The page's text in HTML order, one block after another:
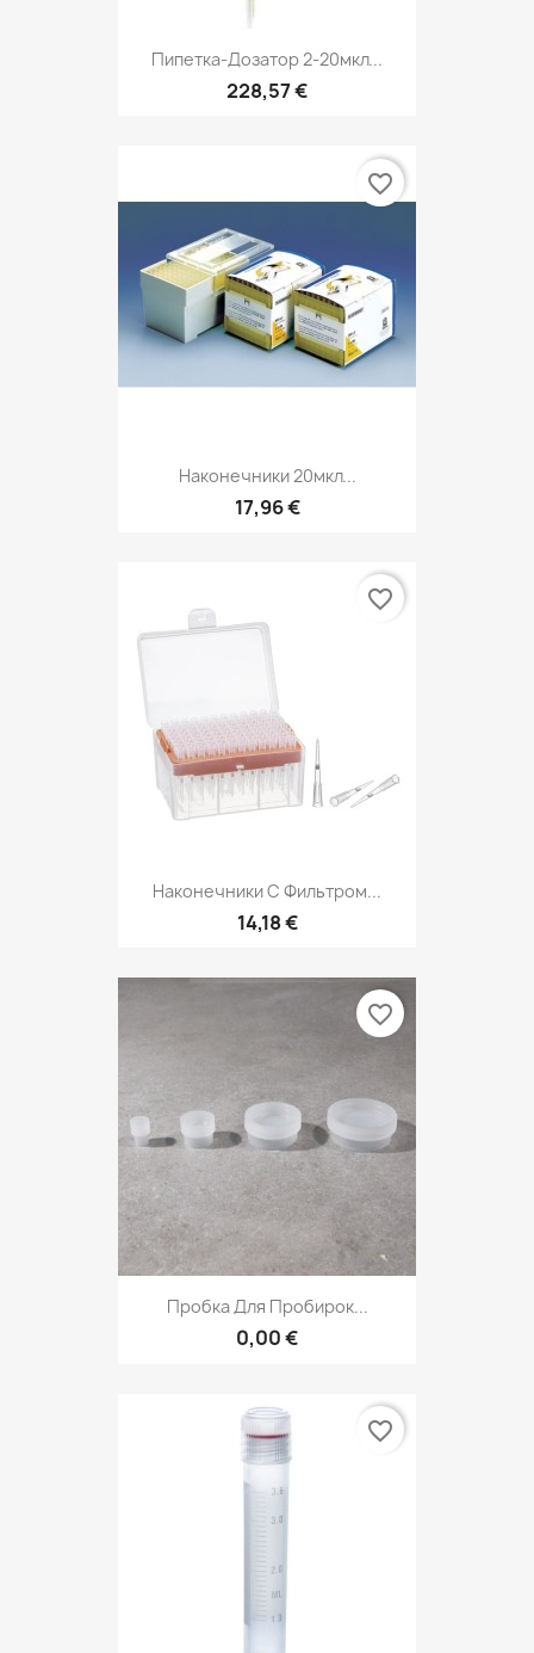
Пипетка-Дозатор 2-20мкл...
228,57 €
Наконечники 20мкл...
17,96 €
favorite_border
Наконечники С Фильтром...
14,18 €
favorite_border
Пробка Для Пробирок...
0,00 €
favorite_border
favorite_border